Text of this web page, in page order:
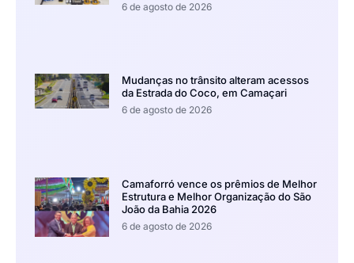
6 de agosto de 2026
Mudanças no trânsito alteram acessos
da Estrada do Coco, em Camaçari
6 de agosto de 2026
Camaforró vence os prêmios de Melhor
Estrutura e Melhor Organização do São
João da Bahia 2026
6 de agosto de 2026